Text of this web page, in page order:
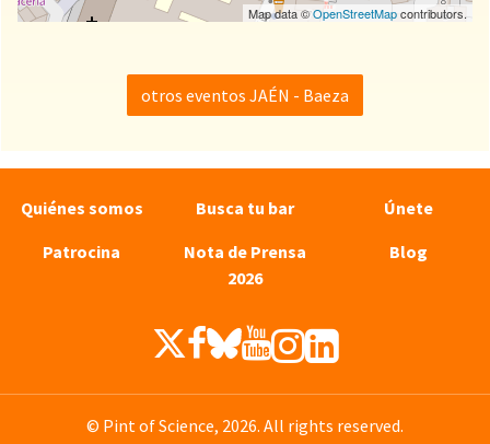
Map data ©OpenStreetMapcontributors.
otros eventos JAÉN - Baeza
Quiénes somos Busca tu bar
Únete
Patrocina
Nota de Prensa
2026
Blog
© Pint of Science, 2026. All rights reserved.